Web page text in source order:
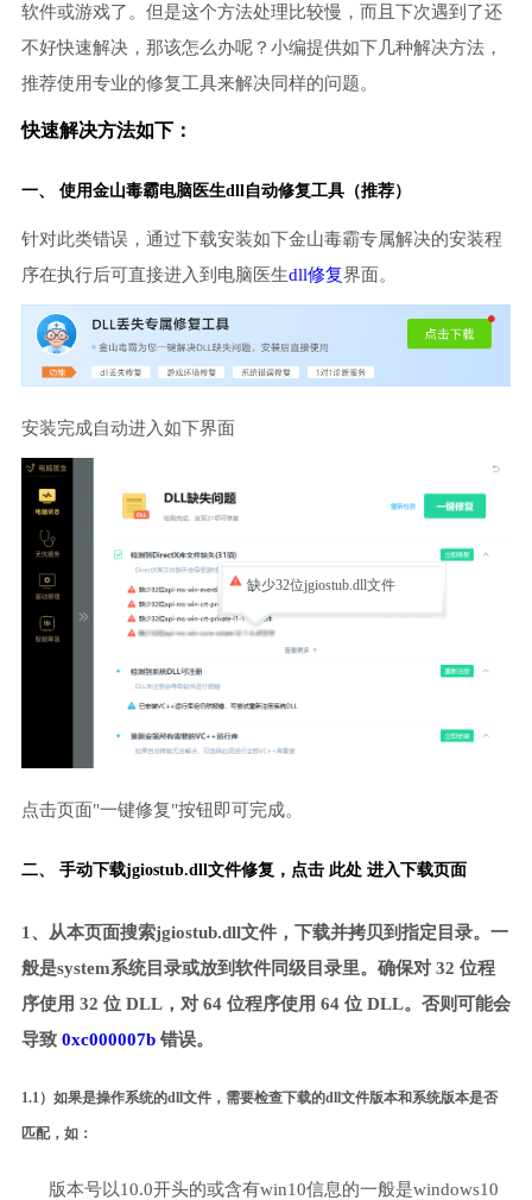
软件或游戏了。但是这个方法处理比较慢，而且下次遇到了还
不好快速解决，那该怎么办呢？小编提供如下几种解决方法，
推荐使用专业的修复工具来解决同样的问题。
快速解决方法如下：
一、 使用金山毒霸电脑医生dll自动修复工具（推荐）
针对此类错误，通过下载安装如下金山毒霸专属解决的安装程
序在执行后可直接进入到电脑医生dll修复界面。
安装完成自动进入如下界面
缺少32位jgiostub.dll文件
点击页面"一键修复"按钮即可完成。
二、 手动下载jgiostub.dll文件修复， 点击 此处 进入下载页面
1、从本页面搜索jgiostub.dll文件，下载并拷贝到指定目录。一
般是system系统目录或放到软件同级目录里。确保对 32 位程
序使用 32 位 DLL，对 64 位程序使用 64 位 DLL。否则可能会
导致 0xc000007b错误。
1.1）如果是操作系统的dll文件，需要检查下载的dll文件版本和系统版本是否
匹配，如：
版本号以10.0开头的或含有win10信息的一般是windows10